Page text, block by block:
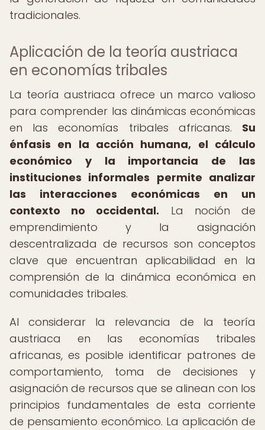
tradicionales.
Aplicación de la teoría austriaca
en economías tribales
La teoría austriaca ofrece un marco valioso
para comprender las dinámicas económicas
en las economías tribales africanas. Su
énfasis en la acción humana, el cálculo
económico y la importancia de las
instituciones informales permite analizar
las interacciones económicas en un
contexto no occidental. La noción de
emprendimiento y la asignación
descentralizada de recursos son conceptos
clave que encuentran aplicabilidad en la
comprensión de la dinámica económica en
comunidades tribales.
Al considerar la relevancia de la teoría
austriaca en las economías tribales
africanas, es posible identificar patrones de
comportamiento, toma de decisiones y
asignación de recursos que se alinean con los
principios fundamentales de esta corriente
de pensamiento económico. La aplicación de